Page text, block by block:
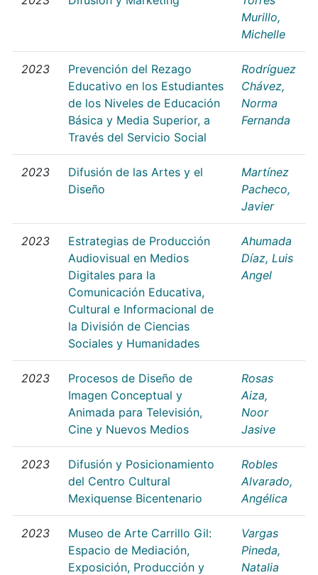
Murillo,
Michelle
2023
Prevención del Rezago
Educativo en los Estudiantes
de los Niveles de Educación
Básica y Media Superior, a
Través del Servicio Social
Rodríguez
Chávez,
Norma
Fernanda
2023
Difusión de las Artes y el
Diseño
Martínez
Pacheco,
Javier
2023
Estrategias de Producción
Audiovisual en Medios
Digitales para la
Comunicación Educativa,
Cultural e Informacional de
la División de Ciencias
Sociales y Humanidades
Ahumada
Díaz, Luis
Angel
2023
Procesos de Diseño de
Imagen Conceptual y
Animada para Televisión,
Cine y Nuevos Medios
Rosas
Aiza,
Noor
Jasive
2023
Difusión y Posicionamiento
del Centro Cultural
Mexiquense Bicentenario
Robles
Alvarado,
Angélica
2023
Museo de Arte Carrillo Gil:
Espacio de Mediación,
Exposición, Producción y
Vargas
Pineda,
Natalia